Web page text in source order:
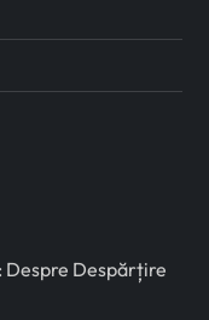
Despre Despărțire